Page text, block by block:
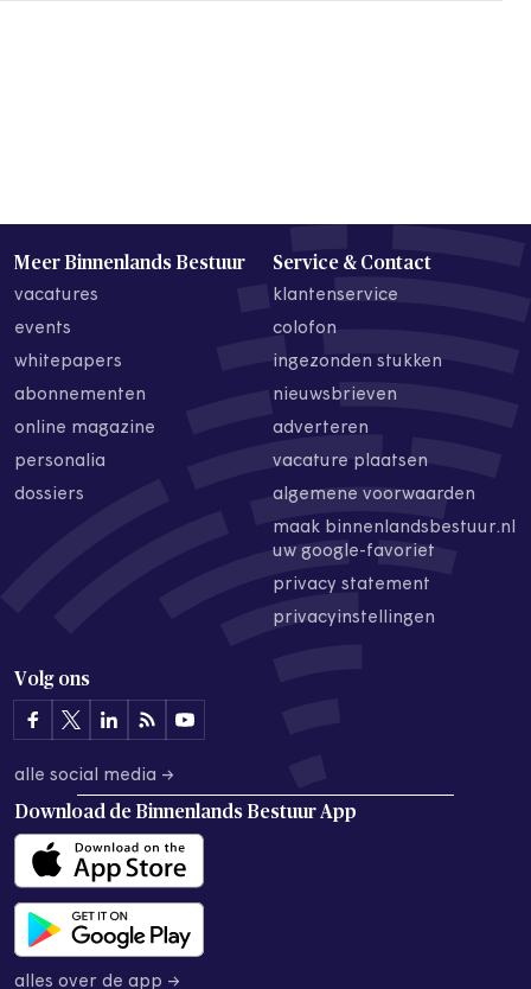
Meer Binnenlands Bestuur
vacatures
events
whitepapers
abonnementen
online magazine
personalia
dossiers
Service & Contact
klantenservice
colofon
ingezonden stukken
nieuwsbrieven
adverteren
vacature plaatsen
algemene voorwaarden
maak binnenlandsbestuur.nl
uw google-favoriet
privacy statement
privacyinstellingen
Volg ons
alle social media →
Download de Binnenlands Bestuur App
alles over de app →